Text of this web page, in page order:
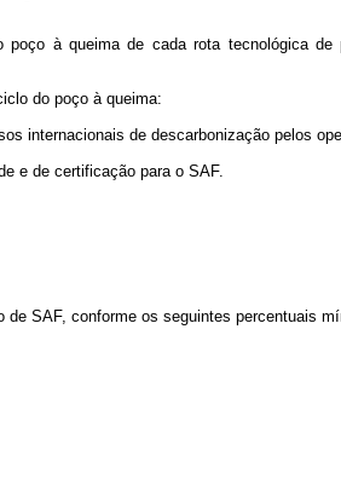
à queima de cada rota tecnológica
do poço à queima:
internacionais de descarbonização pelos
e de certificação para o SAF.
SAF, conforme os seguintes percentuais